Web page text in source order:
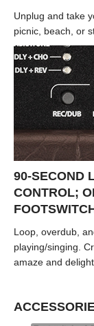
Unplug and take
picnic, beach, or
90-SECOND
CONTROL;
Loop, overdub,
playing/singing.
amaze and